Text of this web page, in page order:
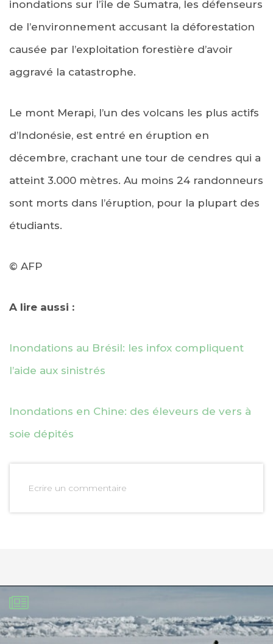
inondations sur l’île de Sumatra, les défenseurs
de l’environnement accusant la déforestation
causée par l’exploitation forestière d’avoir
aggravé la catastrophe.
Le mont Merapi, l’un des volcans les plus actifs
d’Indonésie, est entré en éruption en
décembre, crachant une tour de cendres qui a
atteint 3.000 mètres. Au moins 24 randonneurs
sont morts dans l’éruption, pour la plupart des
étudiants.
© AFP
A lire aussi :
Inondations au Brésil: les infox compliquent
l’aide aux sinistrés
Inondations en Chine: des éleveurs de vers à
soie dépités
Ecrire un commentaire